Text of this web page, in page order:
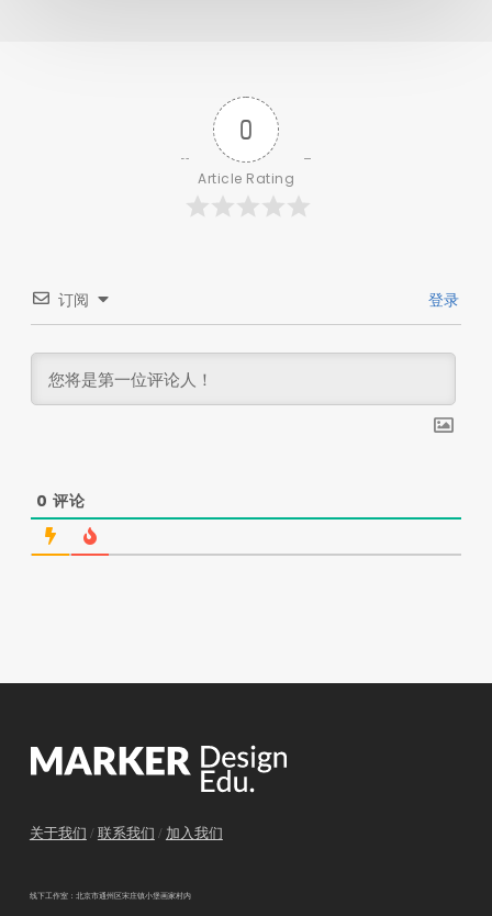
0
Article Rating
订阅 登录
0 评论
关于我们 / 联系我们 / 加入我们
线下工作室：北京市通州区宋庄镇小堡画家村内